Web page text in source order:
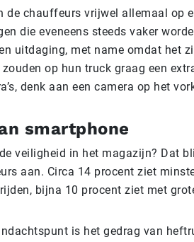
de chauffeurs vrijwel allemaal op
die eveneens steeds vaker
uitdaging, met name omdat het
op hun truck graag een
denk aan een camera op het
smartphone
veiligheid in het magazijn? Dat
aan. Circa 14 procent ziet
bijna 10 procent ziet met
is het gedrag van